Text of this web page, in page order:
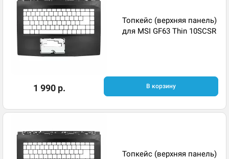
Топкейс (верхняя панель)
для MSI GF63 Thin 10SCSR
1 990 р. В корзину
Топкейс (верхняя панель)